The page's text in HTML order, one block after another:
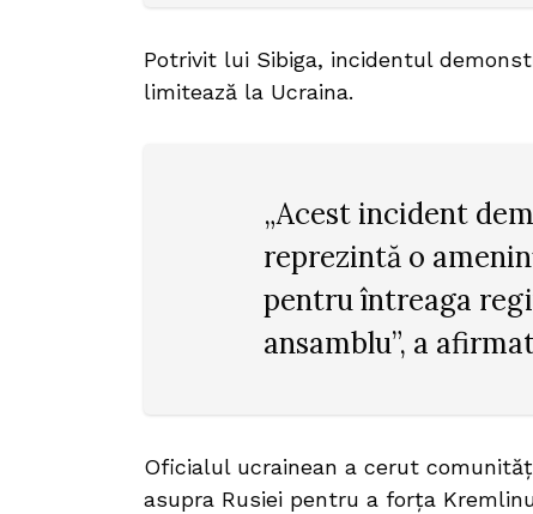
Potrivit lui Sibiga, incidentul
limitează la Ucraina.
„Acest incident
reprezintă o
pentru întreaga
ansamblu”, a
Oficialul ucrainean a cerut
asupra Rusiei pentru a forța